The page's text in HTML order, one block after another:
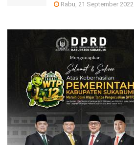
Rabu, 21 September 2022